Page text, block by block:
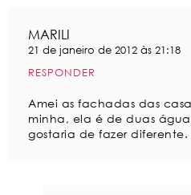
MARILI
21 de janeiro de 2012 às 21:18
RESPONDER
Amei as fachadas das
minha, ela é de duas
gostaria de fazer